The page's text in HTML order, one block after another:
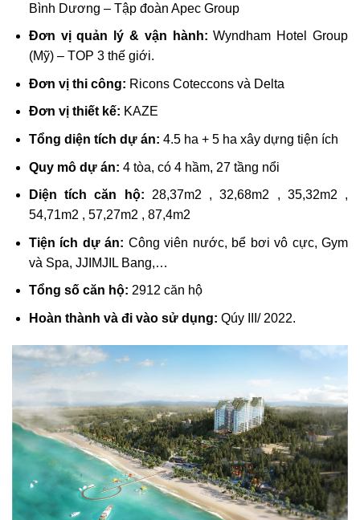
Bình Dương – Tập đoàn Apec Group
Đơn vị quản lý & vận hành: Wyndham Hotel Group
(Mỹ) – TOP 3 thế giới.
Đơn vị thi công: Ricons Coteccons và Delta
Đơn vị thiết kế: KAZE
Tổng diện tích dự án: 4.5 ha + 5 ha xây dựng tiện ích
Quy mô dự án: 4 tòa, có 4 hầm, 27 tầng nổi
Diện tích căn hộ: 28,37m2 , 32,68m2 , 35,32m2 ,
54,71m2 , 57,27m2 , 87,4m2
Tiện ích dự án: Công viên nước, bể bơi vô cực, Gym
và Spa, JJIMJIL Bang,…
Tổng số căn hộ: 2912 căn hộ
Hoàn thành và đi vào sử dụng: Qúy III/ 2022.